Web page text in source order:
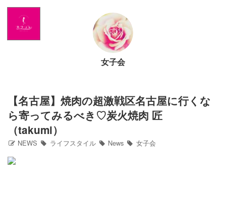
Home
NEWS
アメブロ
GLAMブログ
女子会
【名古屋】焼肉の超激戦区名古屋に行くな
ら寄ってみるべき♡炭火焼肉 匠
（takumi）
NEWS ライフスタイル News 女子会